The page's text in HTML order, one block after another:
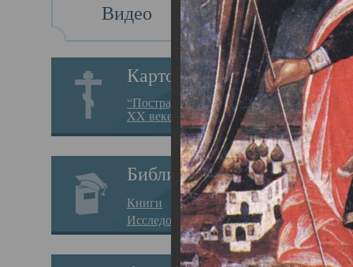
Видео
Картотека
“Пострадавшие за веру в
XX веке на Севере”
Библиотека
Книги
Исследования